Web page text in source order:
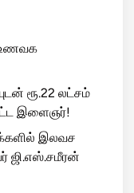
உணவக
ரூ.22 லட்சம்
இளைஞர்!
இலவச
ஜி.எஸ்.சமீரன்